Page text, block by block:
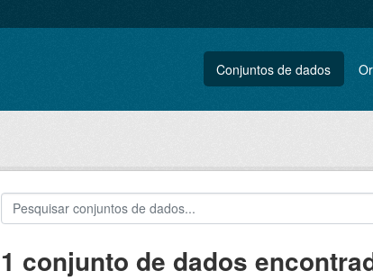
Conjuntos de dados
1 conjunto de dados